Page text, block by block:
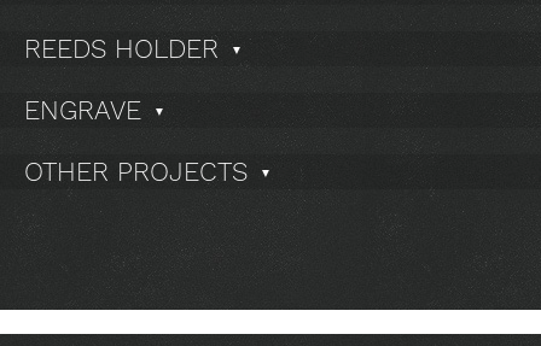
REEDS HOLDER ▼
ENGRAVE ▼
OTHER PROJECTS ▼